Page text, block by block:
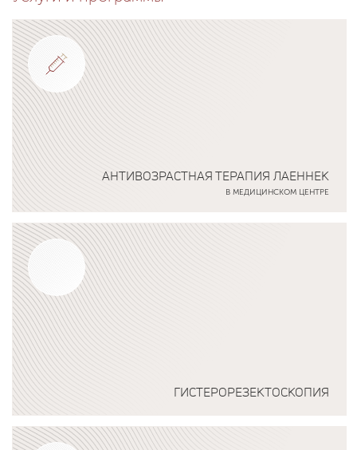
АНТИВОЗРАСТНАЯ ТЕРАПИЯ ЛАЕННЕК
В МЕДИЦИНСКОМ ЦЕНТРЕ
Подробнее о программе
ГИСТЕРОРЕЗЕКТОСКОПИЯ
Подробнее о программе